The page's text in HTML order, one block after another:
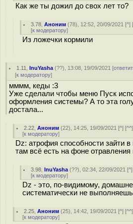
Как же ты дожил до свох лет то?
3.78 ,Аноним (78), 12:52, 20/09/2021 [^]
[к модератору]
Из ложечки кормили
1.11 ,InuYasha (??), 13:08, 19/09/2021 [
[к модератору]
мммм, кеды :3
Уже сделали чтобы меню Пуск
оформления системы? А то эта
достала...
2.22 ,Аноним (22), 14:25, 19/09/2021 [^] [^^
[к модератору]
Dz: атрофия способности зайти в
там всё есть на фоне отравления
3.98 ,InuYasha (??), 02:34, 22/09/2021 [^
[к модератору]
Dz - это, по-видимому,
систематически не
2.25 ,Аноним (25), 14:42, 19/09/2021 [^] [^^
[к модератору]